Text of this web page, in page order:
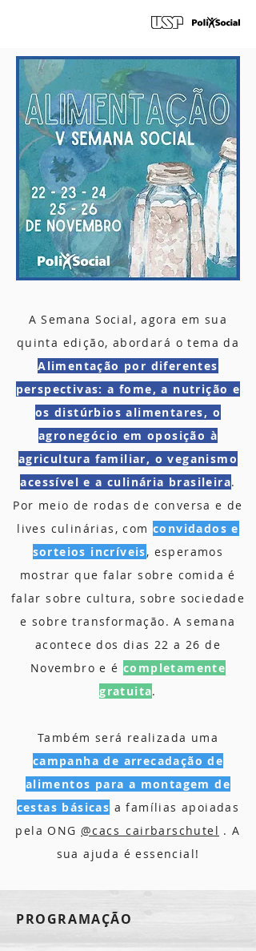
A Semana Social, agora em sua
quinta edição, abordará o tema da
Alimentação por diferentes
perspectivas: a fome, a nutrição e
os distúrbios alimentares, o
agronegócio em oposição à
agricultura familiar, o veganismo
acessível e a culinária brasileira.
Por meio de rodas de conversa e de
lives culinárias, com convidados e
sorteios incríveis, esperamos
mostrar que falar sobre comida é
falar sobre cultura, sobre sociedade
e sobre transformação. A semana
acontece dos dias 22 a 26 de
Novembro e é completamente
gratuita.
Também será realizada uma
campanha de arrecadação de
alimentos para a montagem de
cestas básicas a famílias apoiadas
pela ONG @cacs_cairbarschutel . A
sua ajuda é essencial!
PROGRAMAÇÃO